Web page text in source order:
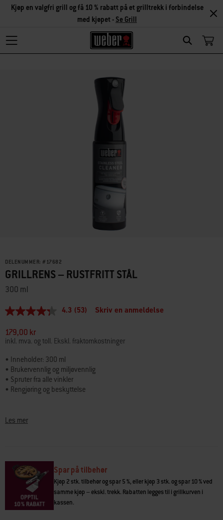
Search
Kjøp en valgfri grill og få 10 % rabatt på et grilltrekk i forbindelse
med kjøpet - Se Grill
DELENUMMER: # 17682
GRILLRENS – RUSTFRITT STÅL
300 ml
4.3
5
stjerner,
gjennomsnittlig
vurderingsverdi.
Read
53
Reviews.
Samme
sidelenke.
4.3 (53) Skriv en anmeldelse
179,00 kr
inkl. mva. og toll. Ekskl. fraktomkostninger
• Inneholder: 300 ml
• Brukervennlig og miljøvennlig
• Spruter fra alle vinkler
• Rengjøring og beskyttelse
av grillen i rustfritt stål og får grillen til å skinne. Flasken inneholder 300 ml
Detergent decree: Alifatiske hydrokarboner >30%
Les mer
Spar på tilbehør
Kjøp 2 stk. tilbehør og spar 5 %, eller kjøp 3 stk. og spar 10 % ved
samme kjøp – ekskl. trekk. Rabatten legges til i grillkurven i
kassen.